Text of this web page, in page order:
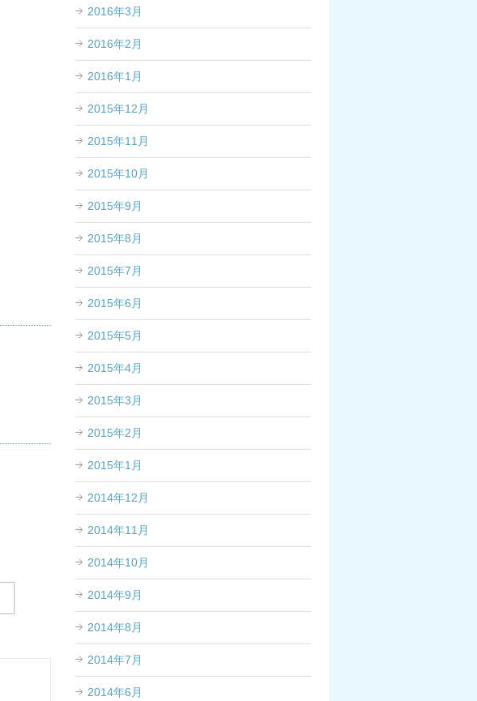
2016年3月
2016年2月
2016年1月
2015年12月
2015年11月
2015年10月
2015年9月
2015年8月
2015年7月
2015年6月
2015年5月
2015年4月
2015年3月
2015年2月
2015年1月
2014年12月
2014年11月
2014年10月
2014年9月
2014年8月
2014年7月
2014年6月